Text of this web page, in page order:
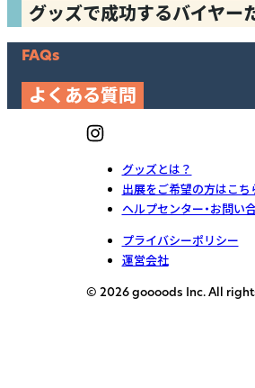
グッズで成功するバイヤー
FAQs
よくある質問
グッズとは？
出展をご希望の方はこち
ヘルプセンター・お問い
プライバシーポリシー
運営会社
© 2026 goooods Inc. All